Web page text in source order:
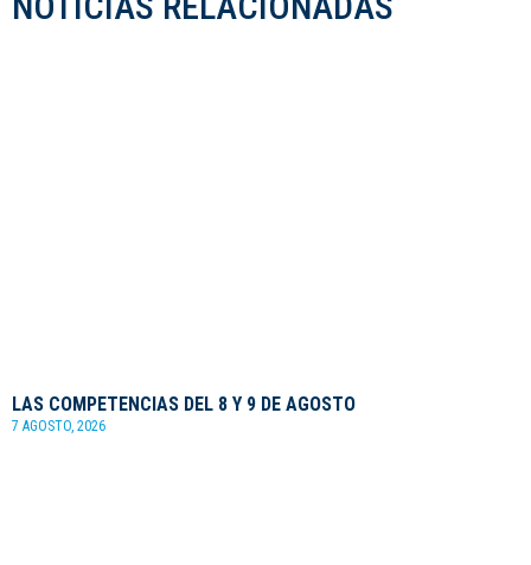
LAS COMPETENCIAS DEL 8 Y 9 DE AGOSTO
7 AGOSTO, 2026